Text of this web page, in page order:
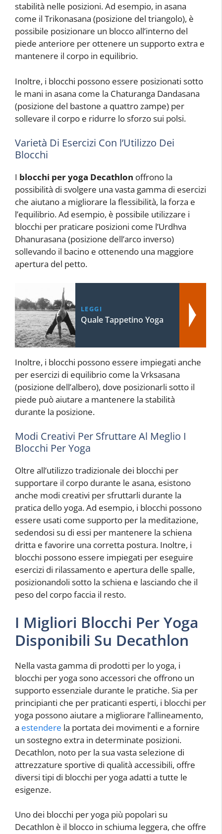
stabilità nelle posizioni. Ad esempio, in asana
come il Trikonasana (posizione del triangolo), è
possibile posizionare un blocco all’interno del
piede anteriore per ottenere un supporto extra e
mantenere il corpo in equilibrio.
Inoltre, i blocchi possono essere posizionati sotto
le mani in asana come la Chaturanga Dandasana
(posizione del bastone a quattro zampe) per
sollevare il corpo e ridurre lo sforzo sui polsi.
Varietà Di Esercizi Con l’Utilizzo Dei
Blocchi
I blocchi per yoga Decathlon offrono la
possibilità di svolgere una vasta gamma di esercizi
che aiutano a migliorare la flessibilità, la forza e
l’equilibrio. Ad esempio, è possibile utilizzare i
blocchi per praticare posizioni come l’Urdhva
Dhanurasana (posizione dell’arco inverso)
sollevando il bacino e ottenendo una maggiore
apertura del petto.
LEGGI
Quale Tappetino Yoga
Inoltre, i blocchi possono essere impiegati anche
per esercizi di equilibrio come la Vrksasana
(posizione dell’albero), dove posizionarli sotto il
piede può aiutare a mantenere la stabilità
durante la posizione.
Modi Creativi Per Sfruttare Al Meglio I
Blocchi Per Yoga
Oltre all’utilizzo tradizionale dei blocchi per
supportare il corpo durante le asana, esistono
anche modi creativi per sfruttarli durante la
pratica dello yoga. Ad esempio, i blocchi possono
essere usati come supporto per la meditazione,
sedendosi su di essi per mantenere la schiena
dritta e favorire una corretta postura. Inoltre, i
blocchi possono essere impiegati per eseguire
esercizi di rilassamento e apertura delle spalle,
posizionandoli sotto la schiena e lasciando che il
peso del corpo faccia il resto.
I Migliori Blocchi Per Yoga
Disponibili Su Decathlon
Nella vasta gamma di prodotti per lo yoga, i
blocchi per yoga sono accessori che offrono un
supporto essenziale durante le pratiche. Sia per
principianti che per praticanti esperti, i blocchi per
yoga possono aiutare a migliorare l’allineamento,
a estendere la portata dei movimenti e a fornire
un sostegno extra in determinate posizioni.
Decathlon, noto per la sua vasta selezione di
attrezzature sportive di qualità accessibili, offre
diversi tipi di blocchi per yoga adatti a tutte le
esigenze.
Uno dei blocchi per yoga più popolari su
Decathlon è il blocco in schiuma leggera, che offre